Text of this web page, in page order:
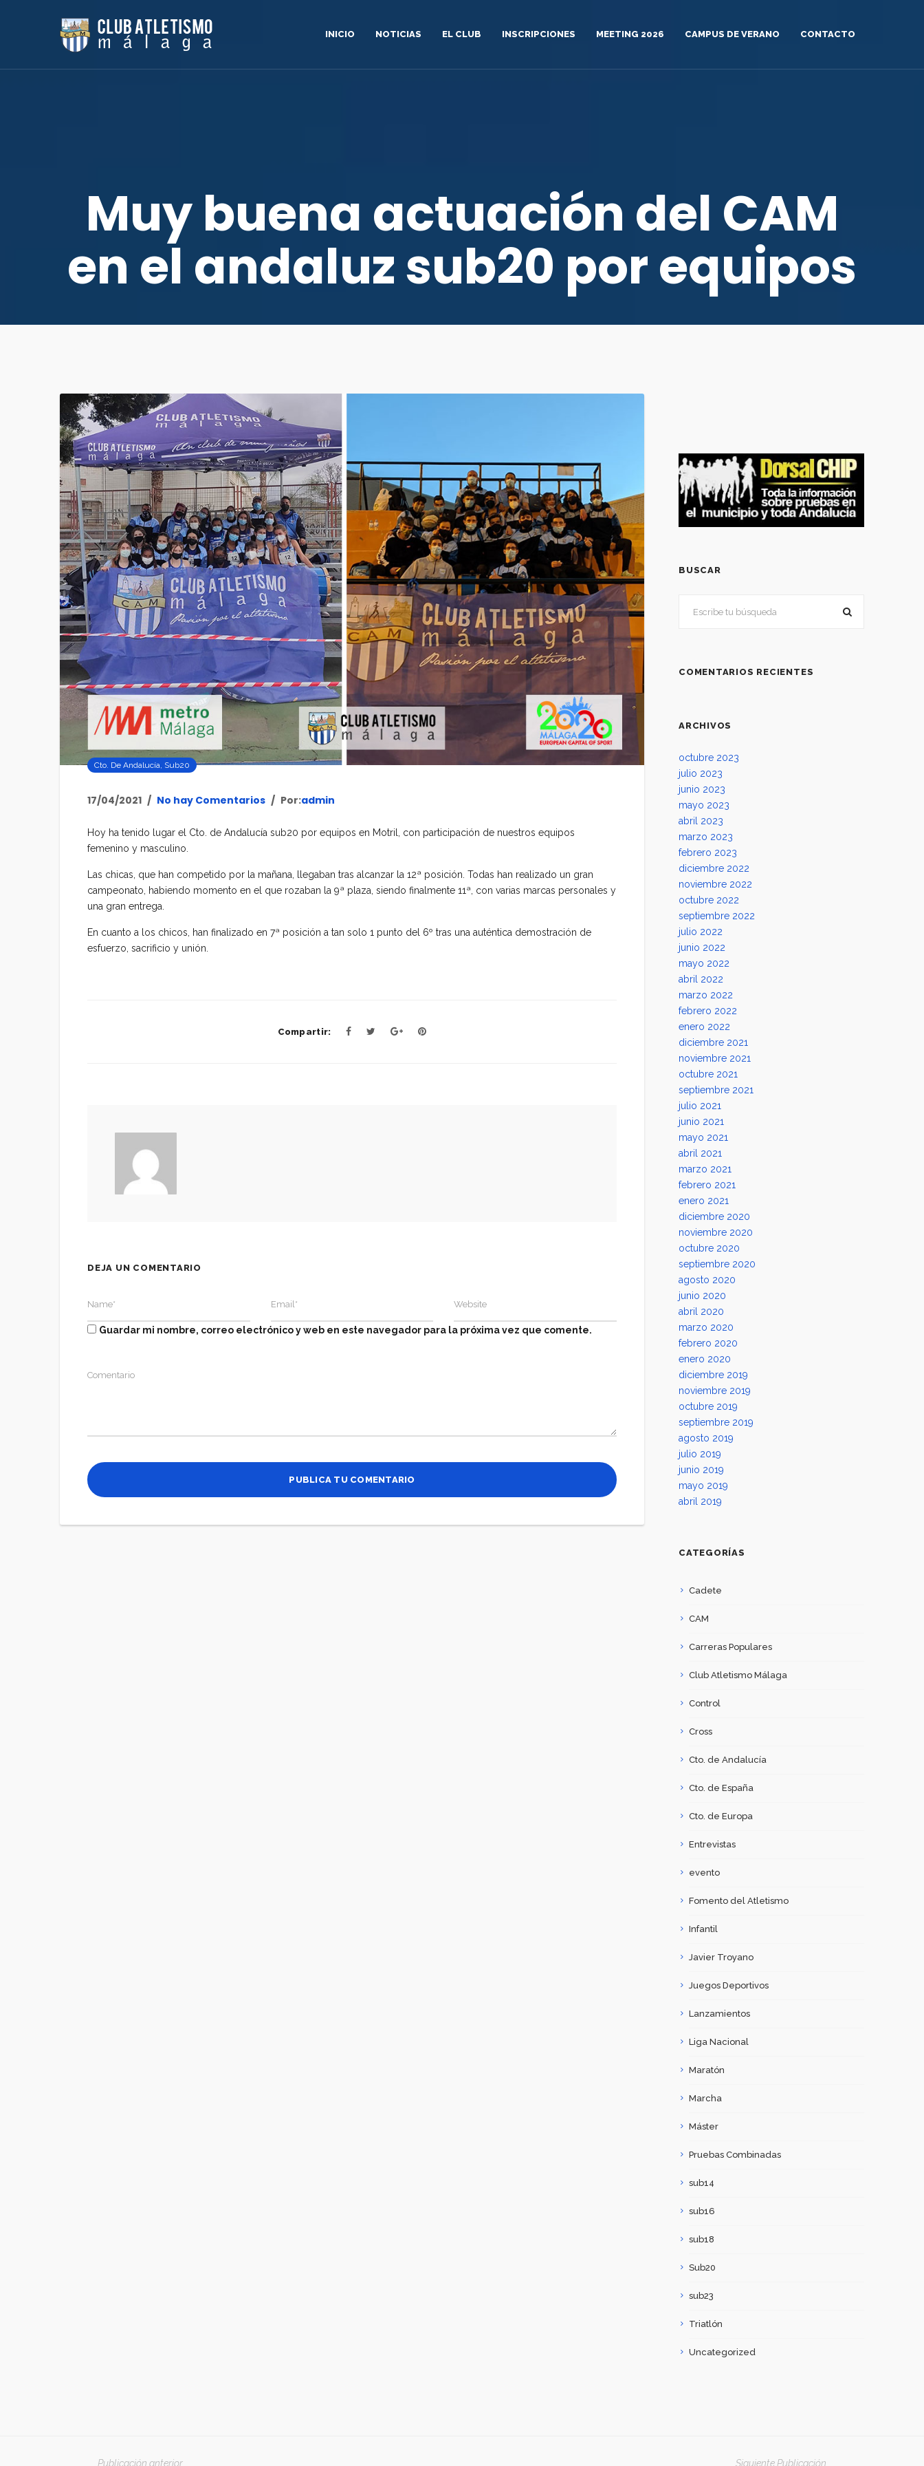
INICIO NOTICIAS EL CLUB INSCRIPCIONES MEETING 2026 CAMPUS DE VERANO CONTACTO
Muy buena actuación del CAM
en el andaluz sub20 por equipos
Cto. De Andalucía, Sub20
17/04/2021 No hay Comentarios Por:admin
Hoy ha tenido lugar el Cto. de Andalucía sub20 por equipos en Motril, con participación de nuestros equipos
femenino y masculino.
Las chicas, que han competido por la mañana, llegaban tras alcanzar la 12ª posición. Todas han realizado un gran
campeonato, habiendo momento en el que rozaban la 9ª plaza, siendo finalmente 11ª, con varias marcas personales y
una gran entrega.
En cuanto a los chicos, han finalizado en 7ª posición a tan solo 1 punto del 6º tras una auténtica demostración de
esfuerzo, sacrificio y unión.
Compartir:
DEJA UN COMENTARIO
Guardar mi nombre, correo electrónico y web en este navegador para la próxima vez que comente.
BUSCAR
COMENTARIOS RECIENTES
ARCHIVOS
octubre 2023
julio 2023
junio 2023
mayo 2023
abril 2023
marzo 2023
febrero 2023
diciembre 2022
noviembre 2022
octubre 2022
septiembre 2022
julio 2022
junio 2022
mayo 2022
abril 2022
marzo 2022
febrero 2022
enero 2022
diciembre 2021
noviembre 2021
octubre 2021
septiembre 2021
julio 2021
junio 2021
mayo 2021
abril 2021
marzo 2021
febrero 2021
enero 2021
diciembre 2020
noviembre 2020
octubre 2020
septiembre 2020
agosto 2020
junio 2020
abril 2020
marzo 2020
febrero 2020
enero 2020
diciembre 2019
noviembre 2019
octubre 2019
septiembre 2019
agosto 2019
julio 2019
junio 2019
mayo 2019
abril 2019
CATEGORÍAS
Cadete
CAM
Carreras Populares
Club Atletismo Málaga
Control
Cross
Cto. de Andalucía
Cto. de España
Cto. de Europa
Entrevistas
evento
Fomento del Atletismo
Infantil
Javier Troyano
Juegos Deportivos
Lanzamientos
Liga Nacional
Maratón
Marcha
Máster
Pruebas Combinadas
sub14
sub16
sub18
Sub20
sub23
Triatlón
Uncategorized
Publicación anterior Siguiente Publicación